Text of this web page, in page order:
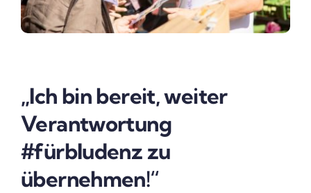
„Ich bin bereit, weiter
Verantwortung
#fürbludenz zu
übernehmen!“